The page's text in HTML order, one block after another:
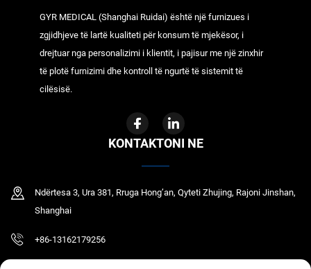
GYR MEDICAL (Shanghai Ruidai) është një furnizues i
zgjidhjeve të lartë kualiteti për konsum të mjekësor, i
drejtuar nga personalizimi i klientit, i pajisur me një zinxhir
të plotë furnizimi dhe kontroll të ngurtë të sistemit të
cilësisë.
KONTAKTONI NE
Ndërtesa 3, Ura 381, Rruga Hong’an, Qyteti Zhujing, Rajoni Jinshan,
Shanghai
+86-13162179256